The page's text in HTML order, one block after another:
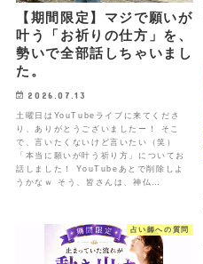
【期間限定】マジで願いが
叶う「お祈りの仕方」を、
勢いで全部話しちゃいまし
た。
2026.07.13
土曜日はYouTubeライブに来てくださ
り、ありがとうございましたー！ そこ
で、言いたくないけど言いたい（笑）
「本当に願いが叶う祈り方」についてお
話しました！ YouTubeあとで削除しよ
うかなｗ そう、皆さんは、神仏…
占い師への質問